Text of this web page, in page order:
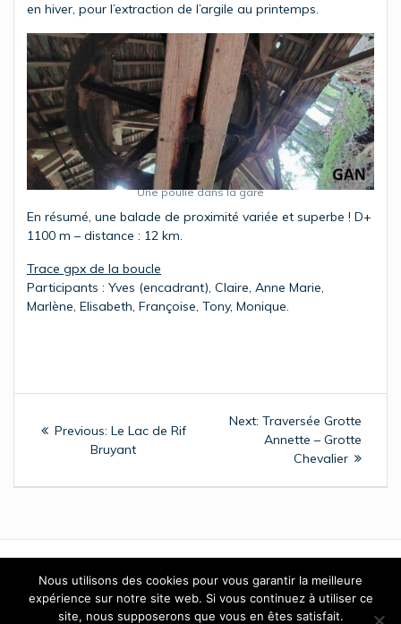
en hiver, pour l’extraction de l’argile au printemps.
Une poulie dans la gare
En résumé, une balade de proximité variée et superbe ! D+
1100 m – distance : 12 km.
Trace gpx de la boucle
Participants : Yves (encadrant), Claire, Anne Marie,
Marlène, Elisabeth, Françoise, Tony, Monique.
l’article
Previous: Previous
post:
Le Lac de Rif
Bruyant
Next: Next
post:
Traversée Grotte
Annette – Grotte
Chevalier
© 2026 GAN - Club Montagne Omnisport - Club de montagne
Nous utilisons des cookies pour vous garantir la meilleure
expérience sur notre site web. Si vous continuez à utiliser ce
site, nous supposerons que vous en êtes satisfait.